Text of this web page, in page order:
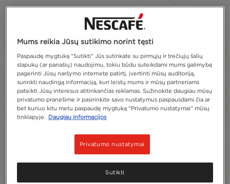
Mums reikia Jūsų sutikimo norint tęsti
Paspaudę mygtuką "Sutikti" Jūs sutinkate su pirmųjų ir trečiųjų šalių
slapukų (ar panašių) naudojimu, tokiu būdu suteikdami mums galimybę
pagerinti Jūsų naršymo internete patirtį, įvertinti mūsų auditoriją,
surinkti naudingą informaciją, kuri leistų mums ir mūsų partneriams
pateikti Jūsų interesus atitinkančias reklamas. Sužinokite daugiau mūsų
privatumo pranešime ir pasirinkite savo nustatymus paspausdami čia ar
bet kuriuo kitu metu paspaudę mygtuką "Privatumo nustatymai" mūsų
tinklapyje. Daugiau informacijos
Privatumo nustatymai
Sutikti